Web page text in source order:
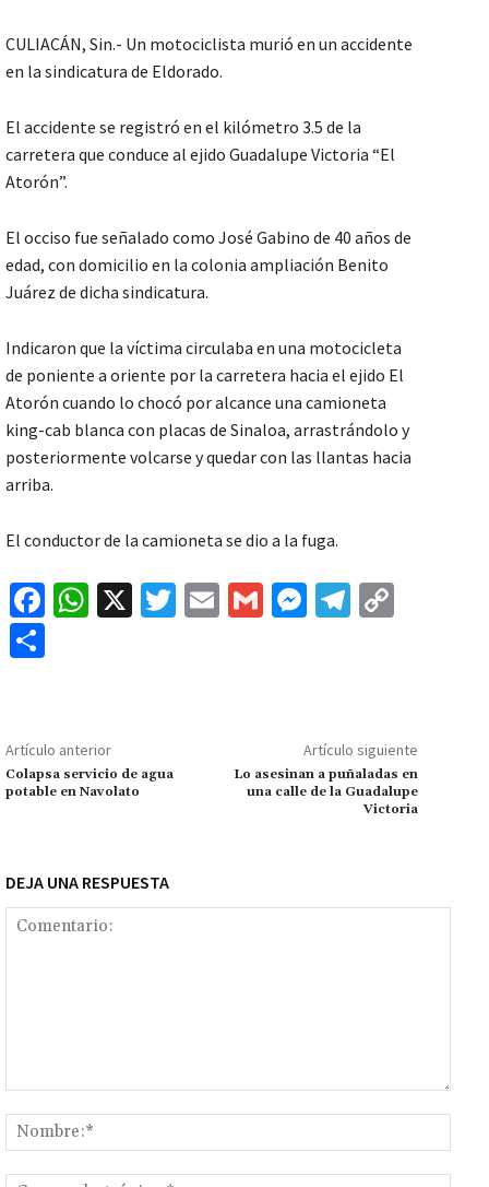
CULIACÁN, Sin.- Un motociclista murió en un accidente
en la sindicatura de Eldorado.
El accidente se registró en el kilómetro 3.5 de la
carretera que conduce al ejido Guadalupe Victoria “El
Atorón”.
El occiso fue señalado como José Gabino de 40 años de
edad, con domicilio en la colonia ampliación Benito
Juárez de dicha sindicatura.
Indicaron que la víctima circulaba en una motocicleta
de poniente a oriente por la carretera hacia el ejido El
Atorón cuando lo chocó por alcance una camioneta
king-cab blanca con placas de Sinaloa, arrastrándolo y
posteriormente volcarse y quedar con las llantas hacia
arriba.
El conductor de la camioneta se dio a la fuga.
Fa
o
k
W
p
p
X
T
E
G
M
ge
r
Te
m Li
n
k
p
ar
Artículo anterior
Colapsa servicio de agua
potable en Navolato
Artículo siguiente
Lo asesinan a puñaladas en
una calle de la Guadalupe
Victoria
DEJA UNA RESPUESTA